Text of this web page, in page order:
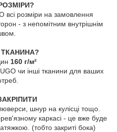
розміри на замовлення
- з непомітним внутрішнім
160 г/м²
чи інші тканини для ваших
шнур на кулісці тощо.
каркасі - це вже буде
(тобто закриті бока)